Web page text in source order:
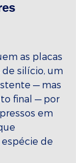
silício, um
— mas
final — por
em
de